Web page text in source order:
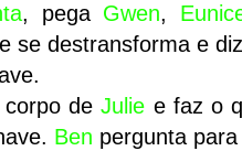
, pega Gwen,
se destransforma e
corpo deJulie e faz o
Ben pergunta